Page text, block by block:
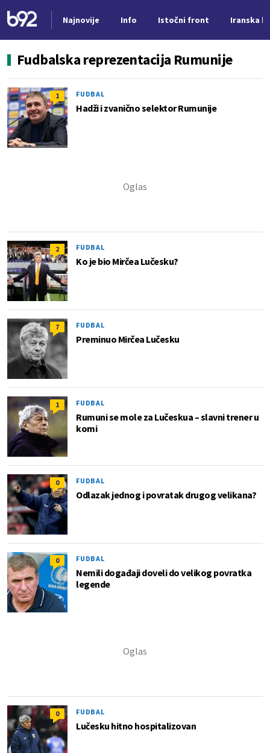
Najnovije Info Istočni front Iranska
Fudbalska reprezentacija Rumunije
1 FUDBAL
Hadži i zvanično selektor Rumunije
2 FUDBAL
Ko je bio Mirčea Lučesku?
7 FUDBAL
Preminuo Mirčea Lučesku
1 FUDBAL
Rumuni se mole za Lučeskua – slavni trener u
komi
0 FUDBAL
Odlazak jednog i povratak drugog velikana?
0 FUDBAL
Nemili događaji doveli do velikog povratka
legende
0 FUDBAL
Lučesku hitno hospitalizovan